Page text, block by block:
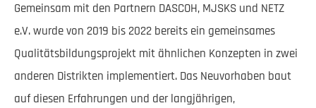
Gemeinsam mit den Partnern DASCOH, MJSKS und NETZ
e.V. wurde von 2019 bis 2022 bereits ein gemeinsames
Qualitätsbildungsprojekt mit ähnlichen Konzepten in zwei
anderen Distrikten implementiert. Das Neuvorhaben baut
auf diesen Erfahrungen und der langjährigen,